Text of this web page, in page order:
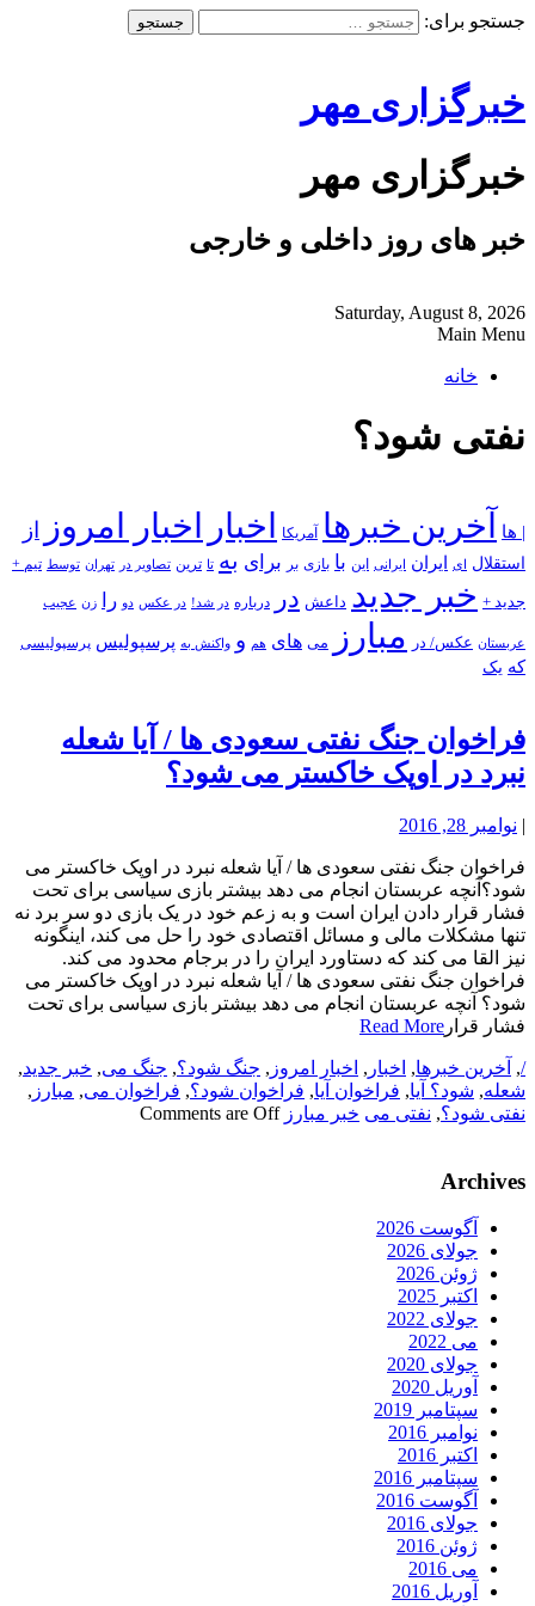
جستجو برای:
خبرگزاری مهر
خبرگزاری مهر
خبر های روز داخلی و خارجی
Saturday, August 8, 2026
Main Menu
خانه
نفتی شود؟
| ها آخرین خبرها آمریکا اخبار اخبار امروز از
استقلال ای ایران ایرانی این با بازی بر برای به تا ترین تصاویر در تهران توسط تیم +
جدید + خبر جدید داعش در درباره در شد! در عکس دو را زن عجیب
عربستان عکس/ در مبارز می های هم و واکنش به پرسپولیس پرسپولیسی
که یک
فراخوان جنگ نفتی سعودی ها / آیا شعله
نبرد در اوپک خاکستر می شود؟
| نوامبر 28, 2016
فراخوان جنگ نفتی سعودی ها / آیا شعله نبرد در اوپک خاکستر می
شود؟آنچه عربستان انجام می دهد بیشتر بازی سیاسی برای تحت
فشار قرار دادن ایران است و به زعم خود در یک بازی دو سر برد نه
تنها مشکلات مالی و مسائل اقتصادی خود را حل می کند، اینگونه
نیز القا می کند که دستاورد ایران را در برجام محدود می کند.
فراخوان جنگ نفتی سعودی ها / آیا شعله نبرد در اوپک خاکستر می
شود؟ آنچه عربستان انجام می دهد بیشتر بازی سیاسی برای تحت
فشار قرار Read More
/
, آخرین خبرها, اخبار , اخبار امروز , جنگ شود؟, جنگ می, خبر جدید,
شعله, شود؟ آیا, فراخوان آیا, فراخوان شود؟, فراخوان می, مبارز ,
نفتی شود؟, نفتی می خبر مبارز Comments are Off
Archives
آگوست 2026
جولای 2026
ژوئن 2026
اکتبر 2025
جولای 2022
می 2022
جولای 2020
آوریل 2020
سپتامبر 2019
نوامبر 2016
اکتبر 2016
سپتامبر 2016
آگوست 2016
جولای 2016
ژوئن 2016
می 2016
آوریل 2016